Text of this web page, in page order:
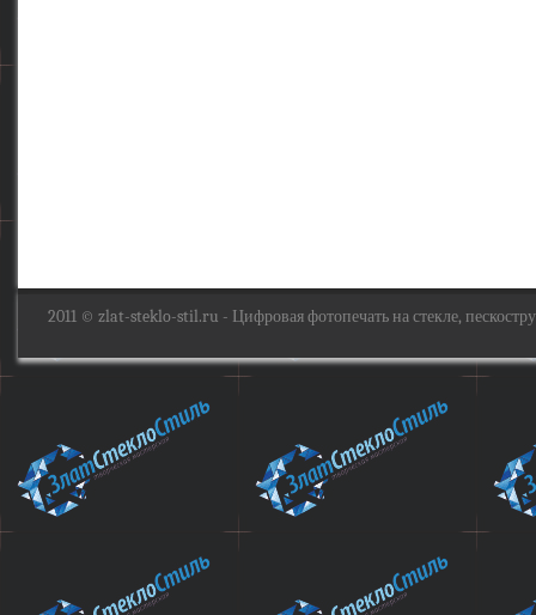
2011 © zlat-steklo-stil.ru - Цифровая фотопечать на стекле,